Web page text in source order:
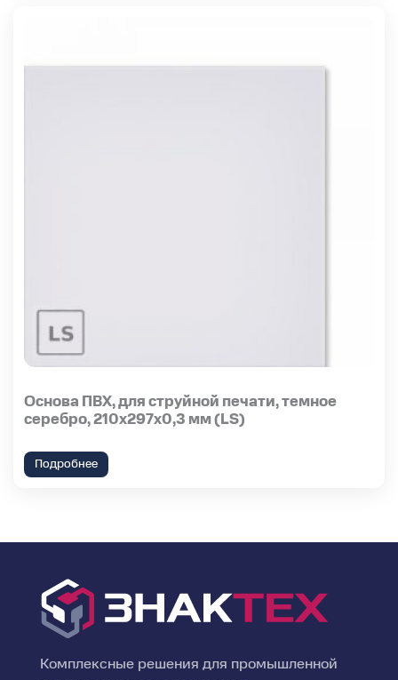
Основа ПВХ, для струйной печати, темное
серебро, 210х297х0,3 мм (LS)
Подробнее
Комплексные решения для промышленной